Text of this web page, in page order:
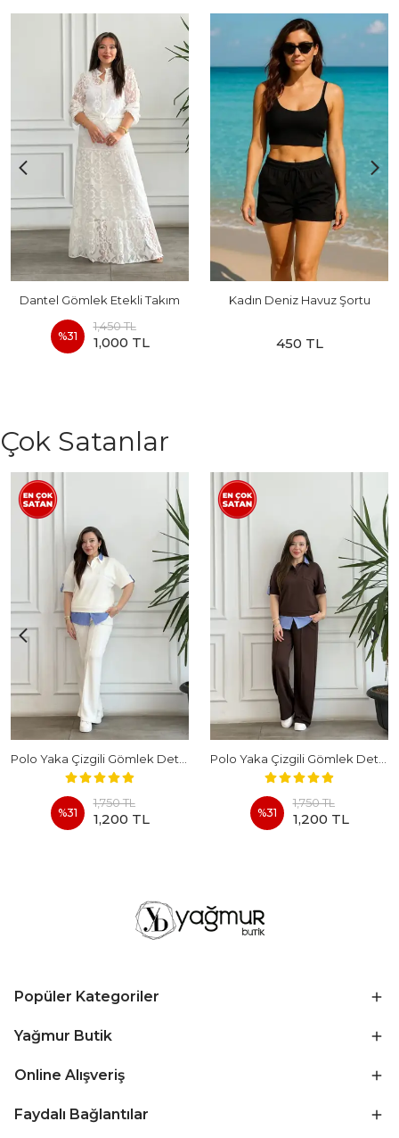
Dantel Gömlek Etekli Takım
%31
1,450 TL
1,000 TL
Kadın Deniz Havuz Şortu
450 TL
Çok Satanlar
%31
1,750 TL
1,200 TL %31
1,750 TL
1,200 TL
Popüler Kategoriler
Yağmur Butik
Online Alışveriş
Faydalı Bağlantılar